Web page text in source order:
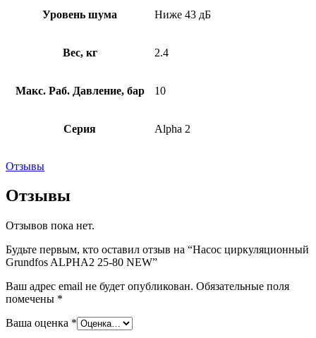
Уровень шума Ниже 43 дБ
Вес, кг 2.4
Макс. Раб. Давление, бар 10
Серия Alpha 2
Отзывы
Отзывы
Отзывов пока нет.
Будьте первым, кто оставил отзыв на “Насос циркуляционный
Grundfos ALPHA2 25-80 NEW”
Ваш адрес email не будет опубликован. Обязательные поля
помечены *
Ваша оценка *